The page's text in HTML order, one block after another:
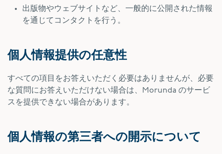
出版物やウェブサイトなど、一般的に公開された情報
を通じてコンタクトを行う。
個人情報提供の任意性
すべての項目をお答えいただく必要はありませんが、必要
な質問にお答えいただけない場合は、Morunda のサービ
スを提供できない場合があります。
個人情報の第三者への開示について